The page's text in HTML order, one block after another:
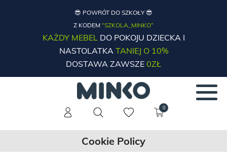
😎 POWRÓT DO SZKOŁY 😎
Z KODEM “SZKOLA_MINKO”
KAŻDY MEBELDO POKOJU DZIECKA I
NASTOLATKATANIEJ O 10%
DOSTAWA ZAWSZE 0ZŁ
0
Cookie Policy